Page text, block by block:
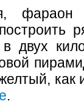
фараон
двух
как
.